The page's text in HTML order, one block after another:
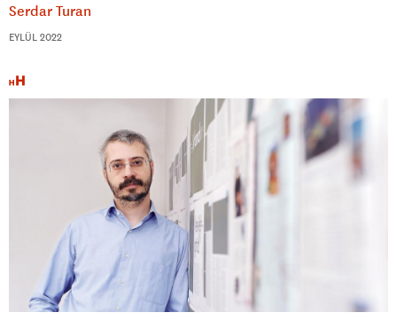
Serdar Turan
EYLÜL 2022